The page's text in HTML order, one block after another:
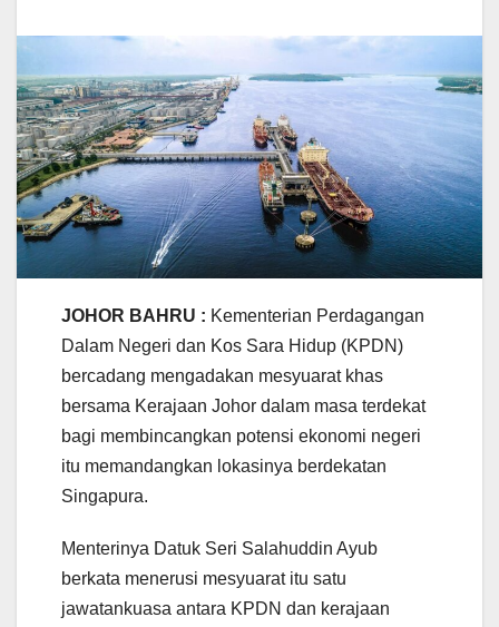
JOHOR BAHRU : Kementerian Perdagangan
Dalam Negeri dan Kos Sara Hidup (KPDN)
bercadang mengadakan mesyuarat khas
bersama Kerajaan Johor dalam masa terdekat
bagi membincangkan potensi ekonomi negeri
itu memandangkan lokasinya berdekatan
Singapura.
Menterinya Datuk Seri Salahuddin Ayub
berkata menerusi mesyuarat itu satu
jawatankuasa antara KPDN dan kerajaan